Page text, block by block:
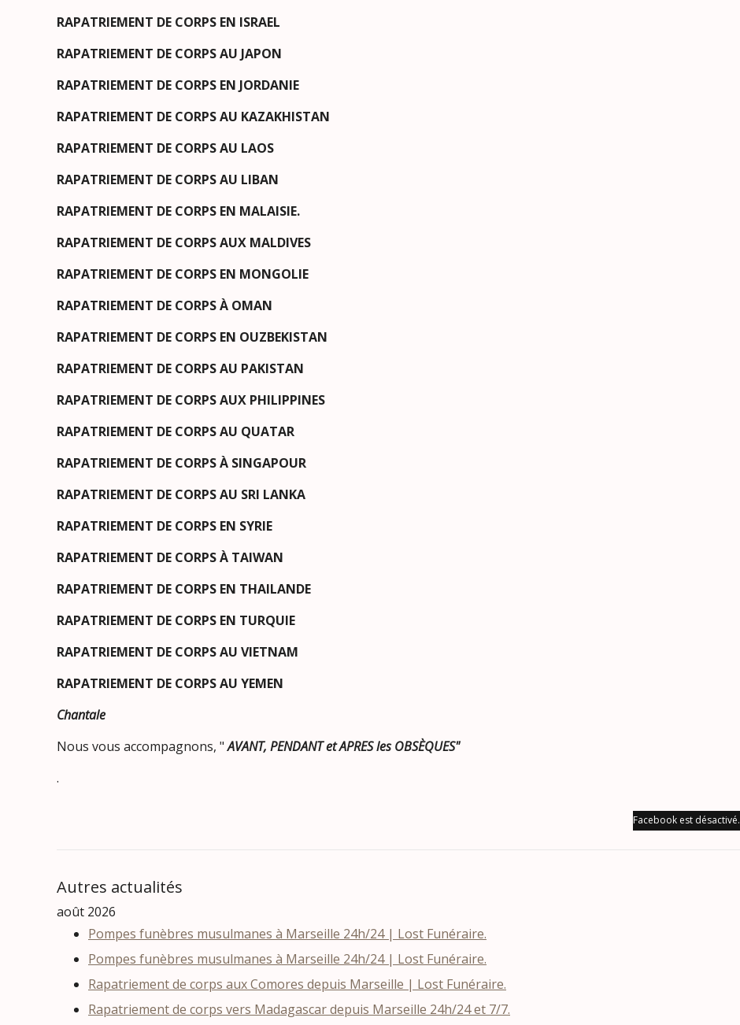
RAPATRIEMENT DE CORPS EN ISRAEL
RAPATRIEMENT DE CORPS AU JAPON
RAPATRIEMENT DE CORPS EN JORDANIE
RAPATRIEMENT DE CORPS AU KAZAKHISTAN
RAPATRIEMENT DE CORPS AU LAOS
RAPATRIEMENT DE CORPS AU LIBAN
RAPATRIEMENT DE CORPS EN MALAISIE.
RAPATRIEMENT DE CORPS AUX MALDIVES
RAPATRIEMENT DE CORPS EN MONGOLIE
RAPATRIEMENT DE CORPS À OMAN
RAPATRIEMENT DE CORPS EN OUZBEKISTAN
RAPATRIEMENT DE CORPS AU PAKISTAN
RAPATRIEMENT DE CORPS AUX PHILIPPINES
RAPATRIEMENT DE CORPS AU QUATAR
RAPATRIEMENT DE CORPS À SINGAPOUR
RAPATRIEMENT DE CORPS AU SRI LANKA
RAPATRIEMENT DE CORPS EN SYRIE
RAPATRIEMENT DE CORPS À TAIWAN
RAPATRIEMENT DE CORPS EN THAILANDE
RAPATRIEMENT DE CORPS EN TURQUIE
RAPATRIEMENT DE CORPS AU VIETNAM
RAPATRIEMENT DE CORPS AU YEMEN
Chantale
Nous vous accompagnons, "AVANT, PENDANT et APRES les OBSÈQUES"
.
Facebook est désactivé.
Autres actualités
août 2026
Pompes funèbres musulmanes à Marseille 24h/24 | Lost Funéraire.
Pompes funèbres musulmanes à Marseille 24h/24 | Lost Funéraire.
Rapatriement de corps aux Comores depuis Marseille | Lost Funéraire.
Rapatriement de corps vers Madagascar depuis Marseille 24h/24 et 7/7.